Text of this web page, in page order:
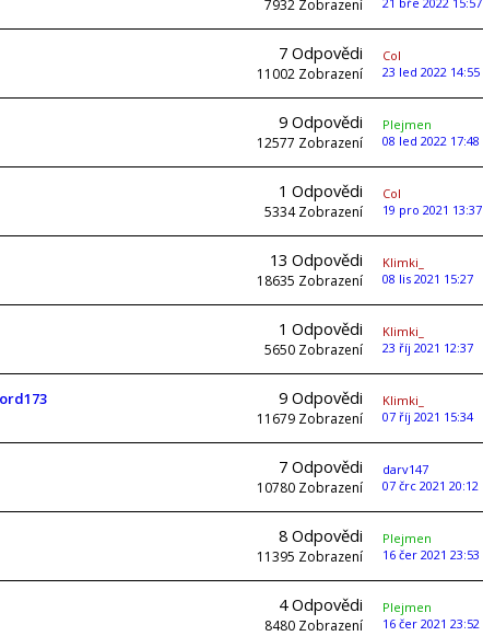
7932 Zobrazení
7 Odpovědi
11002 Zobrazení
Col
23 led 2022 14:55
9 Odpovědi
12577 Zobrazení
Plejmen
08 led 2022 17:48
1 Odpovědi
5334Zobrazení
Col
19 pro 2021 13:37
13 Odpovědi
18635 Zobrazení
Klimki_
08 lis 2021 15:27
1 Odpovědi
5650 Zobrazení
Klimki_
23 říj 2021 12:37
9 Odpovědi
11679 Zobrazení
Klimki_
07 říj 2021 15:34
7 Odpovědi
10780 Zobrazení
darv147
07 črc 2021 20:12
8 Odpovědi
11395 Zobrazení
Plejmen
16 čer 2021 23:53
4Odpovědi
8480 Zobrazení
Plejmen
16 čer 2021 23:52